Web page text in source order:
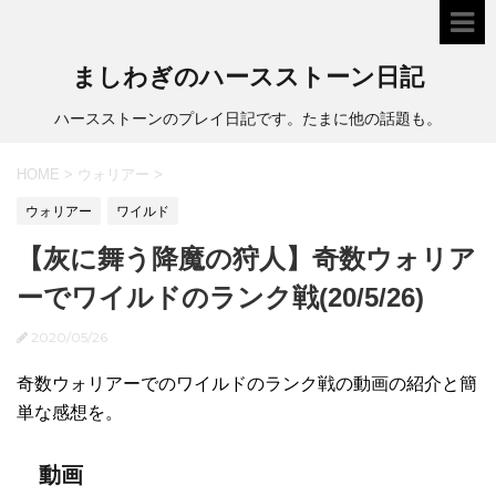
ましわぎのハースストーン日記
ハースストーンのプレイ日記です。たまに他の話題も。
HOME > ウォリアー >
ウォリアー ワイルド
【灰に舞う降魔の狩人】奇数ウォリア
ーでワイルドのランク戦(20/5/26)
2020/05/26
奇数ウォリアーでのワイルドのランク戦の動画の紹介と簡
単な感想を。
動画